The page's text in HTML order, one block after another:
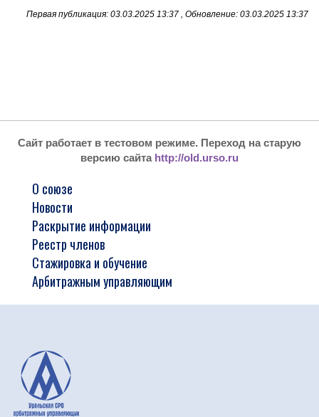
Первая публикация: 03.03.2025 13:37 , Обновление: 03.03.2025 13:37
Сайт работает в тестовом режиме. Переход на старую
версию сайта http://old.urso.ru
О союзе
Новости
Раскрытие информации
Реестр членов
Стажировка и обучение
Арбитражным управляющим